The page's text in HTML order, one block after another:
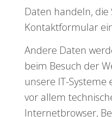
Daten handeln, die
Kontaktformular
Andere Daten
beim Besuch der
unsere IT-Systeme
vor allem
Internetbrowser,